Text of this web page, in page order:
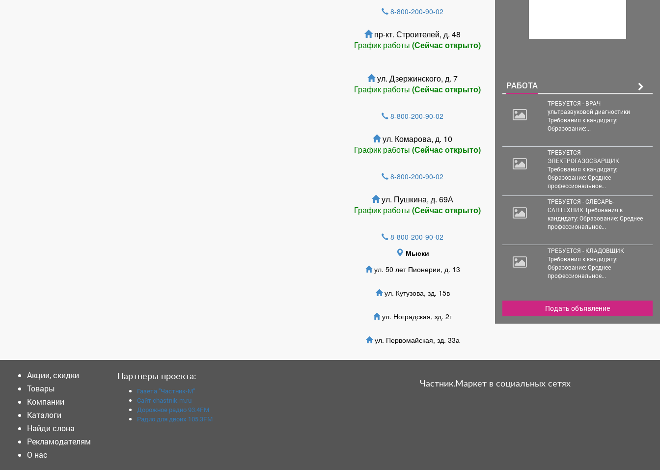
8-800-200-90-02
пр-кт. Строителей, д. 48
График работы (Сейчас открыто)
ул. Дзержинского, д. 7
График работы (Сейчас открыто)
8-800-200-90-02
ул. Комарова, д. 10
График работы (Сейчас открыто)
8-800-200-90-02
ул. Пушкина, д. 69А
График работы (Сейчас открыто)
8-800-200-90-02
Мыски
ул. 50 лет Пионерии, д. 13
ул. Кутузова, зд. 15в
ул. Ноградская, зд. 2г
ул. Первомайская, зд. 33а
РАБОТА
ТРЕБУЕТСЯ - ВРАЧ
ультразвуковой диагностики
Требования к кандидату:
Образование:...
ТРЕБУЕТСЯ -
ЭЛЕКТРОГАЗОСВАРЩИК
Требования к кандидату:
Образование: Среднее
профессиональное...
ТРЕБУЕТСЯ - СЛЕСАРЬ-
САНТЕХНИК Требования к
кандидату: Образование: Среднее
профессиональное...
ТРЕБУЕТСЯ - КЛАДОВЩИК
Требования к кандидату:
Образование: Среднее
профессиональное...
Подать объявление
Акции, скидки
Товары
Компании
Каталоги
Найди слона
Рекламодателям
О нас
Партнеры проекта:
Газета "Частник-М"
Сайт chastnik-m.ru
Дорожное радио 93.4FM
Радио для двоих 105.3FM
Частник.Маркет в социальных сетях